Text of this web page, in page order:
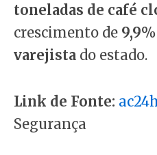
toneladas de café
crescimento de
varejista do estado.
Link de Fonte:
Segurança